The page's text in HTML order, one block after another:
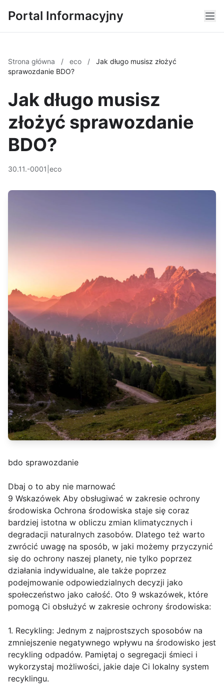
Portal Informacyjny
Strona główna / eco /
Jak długo musisz złożyć
sprawozdanie BDO?
Jak długo musisz
złożyć sprawozdanie
BDO?
30.11.-0001 eco
bdo sprawozdanie
Dbaj o to aby nie marnować
9 Wskazówek Aby obsługiwać w zakresie ochrony
środowiska Ochrona środowiska staje się coraz
bardziej istotna w obliczu zmian klimatycznych i
degradacji naturalnych zasobów. Dlatego też warto
zwrócić uwagę na sposób, w jaki możemy przyczynić
się do ochrony naszej planety, nie tylko poprzez
działania indywidualne, ale także poprzez
podejmowanie odpowiedzialnych decyzji jako
społeczeństwo jako całość. Oto 9 wskazówek, które
pomogą Ci obsłużyć w zakresie ochrony środowiska:
1. Recykling: Jednym z najprostszych sposobów na
zmniejszenie negatywnego wpływu na środowisko jest
recykling odpadów. Pamiętaj o segregacji śmieci i
wykorzystaj możliwości, jakie daje Ci lokalny system
recyklingu.